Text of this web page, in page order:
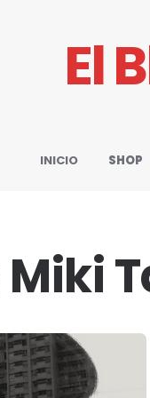
El
INICIO SHOP
Miki